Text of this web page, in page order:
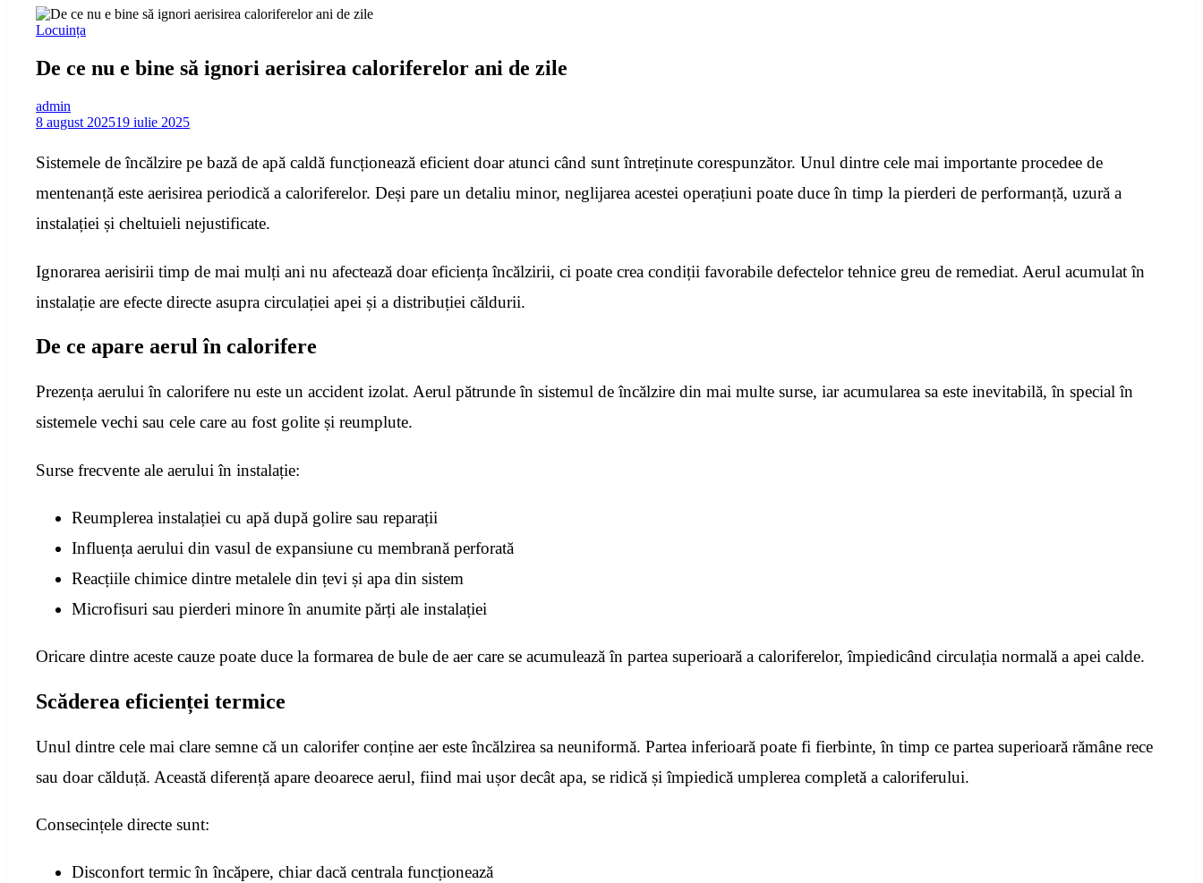
Locuința
De ce nu e bine să ignori aerisirea caloriferelor ani de zile
admin
8 august 202519 iulie 2025
Sistemele de încălzire pe bază de apă caldă funcționează eficient doar atunci când sunt întreținute corespunzător. Unul dintre cele mai importante procedee de
mentenanță este aerisirea periodică a caloriferelor. Deși pare un detaliu minor, neglijarea acestei operațiuni poate duce în timp la pierderi de performanță, uzură a
instalației și cheltuieli nejustificate.
Ignorarea aerisirii timp de mai mulți ani nu afectează doar eficiența încălzirii, ci poate crea condiții favorabile defectelor tehnice greu de remediat. Aerul acumulat în
instalație are efecte directe asupra circulației apei și a distribuției căldurii.
De ce apare aerul în calorifere
Prezența aerului în calorifere nu este un accident izolat. Aerul pătrunde în sistemul de încălzire din mai multe surse, iar acumularea sa este inevitabilă, în special în
sistemele vechi sau cele care au fost golite și reumplute.
Surse frecvente ale aerului în instalație:
Reumplerea instalației cu apă după golire sau reparații
Influența aerului din vasul de expansiune cu membrană perforată
Reacțiile chimice dintre metalele din țevi și apa din sistem
Microfisuri sau pierderi minore în anumite părți ale instalației
Oricare dintre aceste cauze poate duce la formarea de bule de aer care se acumulează în partea superioară a caloriferelor, împiedicând circulația normală a apei calde.
Scăderea eficienței termice
Unul dintre cele mai clare semne că un calorifer conține aer este încălzirea sa neuniformă. Partea inferioară poate fi fierbinte, în timp ce partea superioară rămâne rece
sau doar călduță. Această diferență apare deoarece aerul, fiind mai ușor decât apa, se ridică și împiedică umplerea completă a caloriferului.
Consecințele directe sunt:
Disconfort termic în încăpere, chiar dacă centrala funcționează